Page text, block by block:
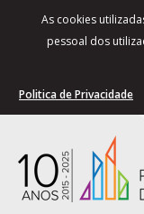
As cookies
pessoal dos
Politica de Privacidade